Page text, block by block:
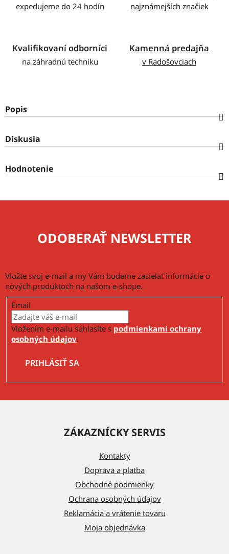
expedujeme do 24 hodín najznámejších značiek
Kvalifikovaní odborníci
na záhradnú techniku
Kamenná predajňa
v Radošovciach
Popis
Diskusia
Hodnotenie
ODOBERAŤ NEWSLETTER
Vložte svoj e-mail a my Vám budeme zasielať informácie o
nových produktoch na našom e-shope.
Email
Vložením e-mailu súhlasíte s podmienkami ochrany
osobných údajov.
PRIHLÁSIŤ SA
ZÁKAZNÍCKY SERVIS
Kontakty
Doprava a platba
Obchodné podmienky
Ochrana osobných údajov
Reklamácia a vrátenie tovaru
Moja objednávka